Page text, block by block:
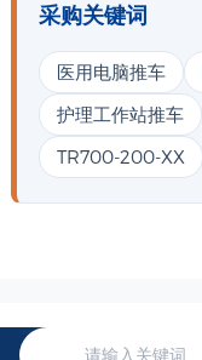
采购关键词
医用电脑推车
护理工作站推车
TR700-200-XX